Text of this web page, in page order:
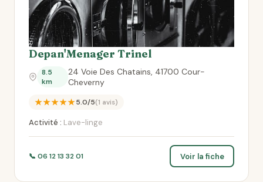
Depan'Menager Trinel
8.5
km
24 Voie Des Chatains, 41700 Cour-
Cheverny
★★★★★5.0/5(1 avis)
Activité : Lave-linge
📞 06 12 13 32 01 Voir la fiche